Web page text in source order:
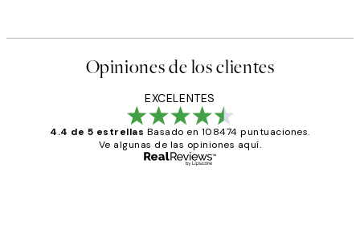
Opiniones de los clientes
EXCELENTES
4.4 de 5 estrellas Basado en 108474 puntuaciones.
Ve algunas de las opiniones aquí.